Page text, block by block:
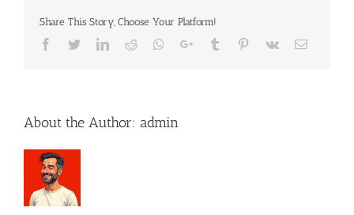
Share This Story, Choose Your Platform!
Facebook
TwitterLinkedIn
Reddit Whatsapp
Google+Tumblr Pinterest
Vk Email
About the Author: admin